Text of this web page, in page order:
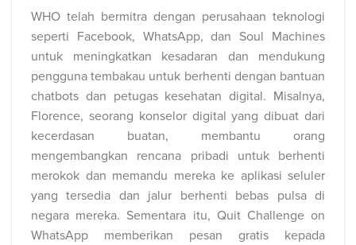
WHO telah bermitra dengan perusahaan teknologi
seperti Facebook, WhatsApp, dan Soul Machines
untuk meningkatkan kesadaran dan mendukung
pengguna tembakau untuk berhenti dengan bantuan
chatbots dan petugas kesehatan digital. Misalnya,
Florence, seorang konselor digital yang dibuat dari
kecerdasan buatan, membantu orang
mengembangkan rencana pribadi untuk berhenti
merokok dan memandu mereka ke aplikasi seluler
yang tersedia dan jalur berhenti bebas pulsa di
negara mereka. Sementara itu, Quit Challenge on
WhatsApp memberikan pesan gratis kepada